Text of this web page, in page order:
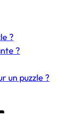
?
?
un puzzle ?